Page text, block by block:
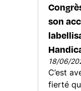
son
18/06/
C’est
fierté